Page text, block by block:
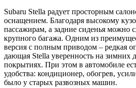
Subaru Stella радует просторным
оснащением. Благодаря высокому
пассажирам, а задние сиденья можно
крупного багажа. Одним из
версия с полным приводом – редкая
дающая Stella уверенность на зимних
покрытиях. При этом в автомобиле
удобства: кондиционер, обогрев,
было у старых развозных машин.